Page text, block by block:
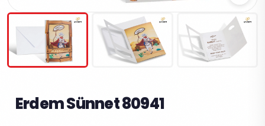
Erdem Sünnet 80941